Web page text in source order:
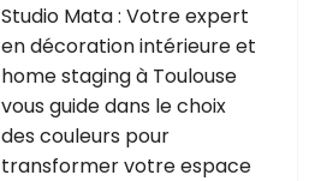
Studio Mata : Votre expert
en décoration intérieure et
home staging à Toulouse
vous guide dans le choix
des couleurs pour
transformer votre espace